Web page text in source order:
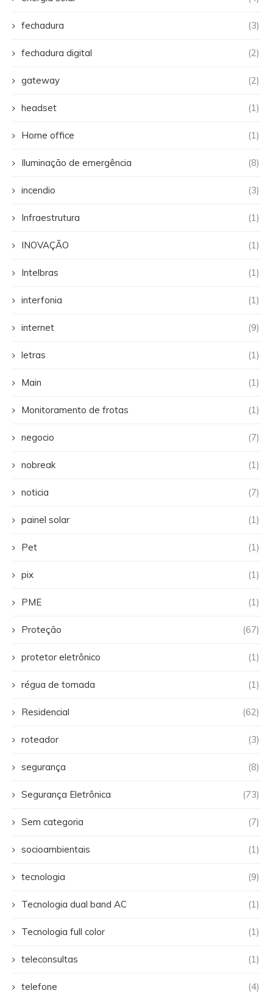
fechadura (3)
fechadura digital (2)
gateway (2)
headset (1)
Home office (1)
Iluminação de emergência (8)
incendio (3)
Infraestrutura (1)
INOVAÇÃO (1)
Intelbras (1)
interfonia (1)
internet (9)
letras (1)
Main (1)
Monitoramento de frotas (1)
negocio (7)
nobreak (1)
noticia (7)
painel solar (1)
Pet (1)
pix (1)
PME (1)
Proteção (67)
protetor eletrônico (1)
régua de tomada (1)
Residencial (62)
roteador (3)
segurança (8)
Segurança Eletrônica (73)
Sem categoria (7)
socioambientais (1)
tecnologia (9)
Tecnologia dual band AC (1)
Tecnologia full color (1)
teleconsultas (1)
telefone (4)